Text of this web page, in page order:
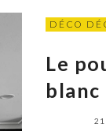
DÉCO
Le
21